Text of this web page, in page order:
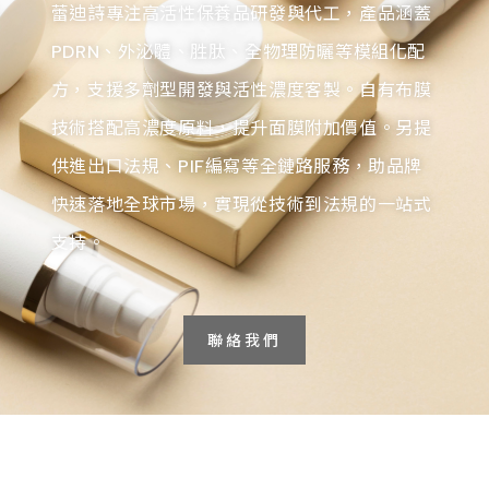
蕾迪詩專注高活性保養品研發與代工，產品涵蓋
PDRN、外泌體、胜肽、全物理防曬等模組化配
方，支援多劑型開發與活性濃度客製。自有布膜
技術搭配高濃度原料，提升面膜附加價值。另提
供進出口法規、PIF編寫等全鏈路服務，助品牌
快速落地全球市場，實現從技術到法規的一站式
支持。
聯絡我們